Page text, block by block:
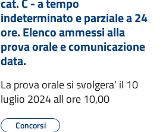
indeterminato e parziale a 24
ore. Elenco ammessi alla
prova orale e comunicazione
data.
La prova orale si svolgera' il 10
luglio 2024 all ore 10,00
Concorsi